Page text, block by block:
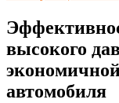
высокого
автомобиля